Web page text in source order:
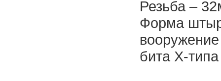
Резьба –
Форма
вооружение
бита Х-